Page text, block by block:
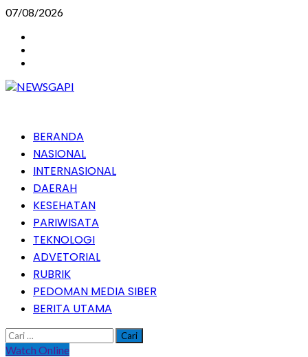
Skip
content
07/08/2026
PrimaryBERANDA
NASIONAL
INTERNASIONAL
DAERAH
KESEHATAN
PARIWISATA
TEKNOLOGI
ADVETORIAL
RUBRIK
PEDOMAN MEDIA SIBER
BERITA UTAMA
Cari
untuk:
Watch Online